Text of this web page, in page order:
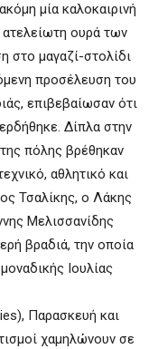
μία καλοκαιρινή
ουρά των
στο μαγαζί-στολίδι
προσέλευση του
επιβεβαίωσαν ότι
Δίπλα στην
πόλης βρέθηκαν
αθλητικό και
Τσαλίκης, ο Λάκης
Μελισσανίδης
βραδιά, την οποία
Ιουλίας
Παρασκευή και
χαμηλώνουν σε